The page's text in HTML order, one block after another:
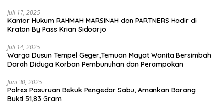
Juli 17, 2025
Kantor Hukum RAHMAH MARSINAH dan PARTNERS Hadir di
Kraton By Pass Krian Sidoarjo
Juli 14, 2025
Warga Dusun Tempel Geger,Temuan Mayat Wanita Bersimbah
Darah Diduga Korban Pembunuhan dan Perampokan
Juni 30, 2025
Polres Pasuruan Bekuk Pengedar Sabu, Amankan Barang
Bukti 51,83 Gram